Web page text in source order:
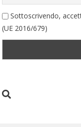
Sottoscrivendo,
(UE 2016/679)